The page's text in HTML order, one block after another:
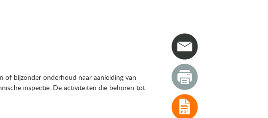
bijzonder onderhoud naar aanleiding van
inspectie. De activiteiten die behoren tot